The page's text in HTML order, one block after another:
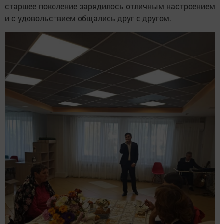
старшее поколение зарядилось отличным настроением
и с удовольствием общались друг с другом.